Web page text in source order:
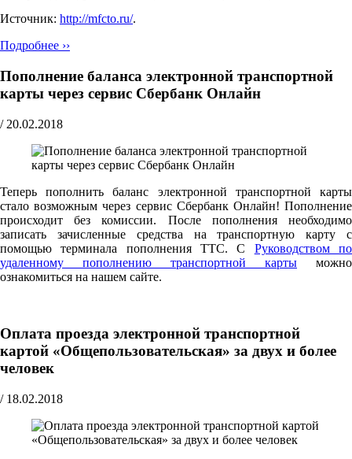
Источник: http://mfcto.ru/.
Подробнее ››
Пополнение баланса электронной транспортной
карты через сервис Сбербанк Онлайн
/ 20.02.2018
Теперь пополнить баланс электронной транспортной карты
стало возможным через сервис Сбербанк Онлайн! Пополнение
происходит без комиссии. После пополнения необходимо
записать зачисленные средства на транспортную карту с
помощью терминала пополнения ТТС. С Руководством по
удаленному пополнению транспортной карты можно
ознакомиться на нашем сайте.
Оплата проезда электронной транспортной
картой «Общепользовательская» за двух и более
человек
/ 18.02.2018